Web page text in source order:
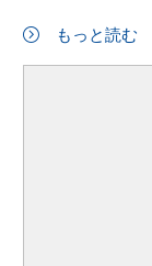
もっと読む